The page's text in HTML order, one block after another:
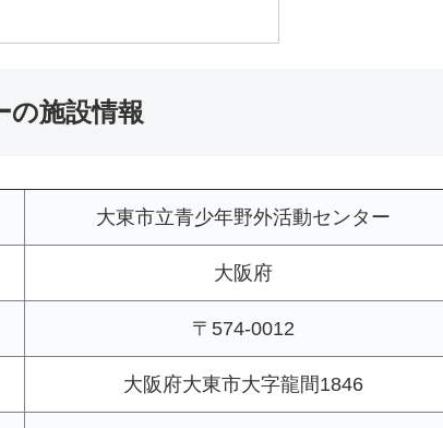
の施設情報
大東市立青少年野外活動センター
大阪府
〒574-0012
大阪府大東市大字龍間1846